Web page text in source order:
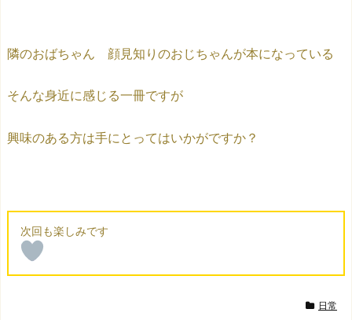
隣のおばちゃん 顔見知りのおじちゃんが本になっている
そんな身近に感じる一冊ですが
興味のある方は手にとってはいかがですか？
日常